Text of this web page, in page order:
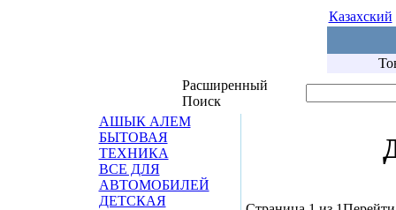
Казахский
Расширенный
Поиск
АШЫК АЛЕМ
БЫТОВАЯ
ТЕХНИКА
ВСЕ ДЛЯ
АВТОМОБИЛЕЙ
ДЕТСКАЯ